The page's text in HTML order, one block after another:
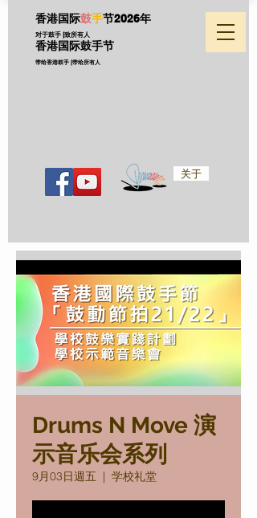
香港国际鼓手节2026年
对于鼓手 |致所有人
香港国际鼓手节
带给香港鼓手 |带给所有人
关于
Drums N Move 演
示音乐会系列
9月03日週五
  |
学校礼堂